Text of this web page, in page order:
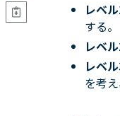
レベ
する。
レベ
レベ
を考